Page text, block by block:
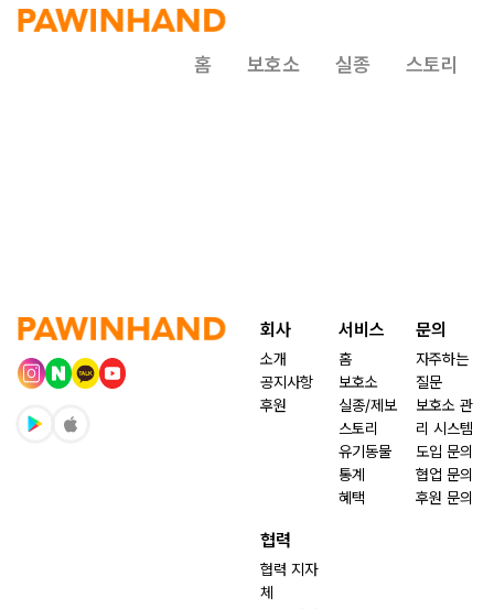
홈 보호소 실종 스토리
회사
소개
공지사항
후원
서비스
홈
보호소
실종/제보
스토리
유기동물
통계
혜택
문의
자주하는
질문
보호소 관
리 시스템
도입 문의
협업 문의
후원 문의
협력
협력 지자
체